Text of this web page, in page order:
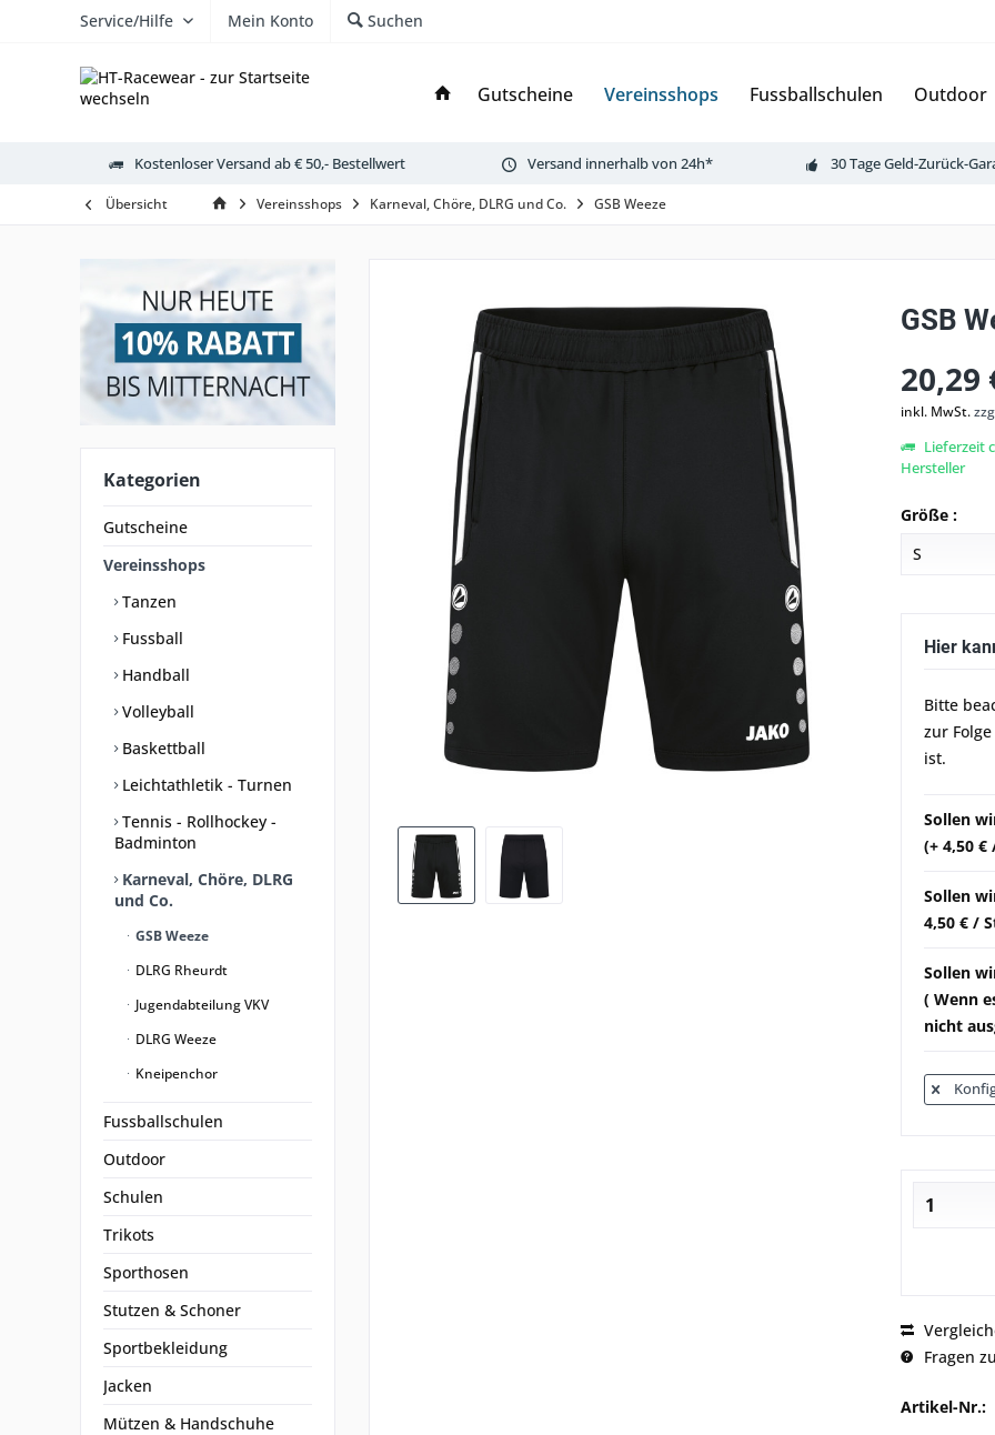
Service/Hilfe Mein Konto Suchen
Gutscheine Vereinsshops Fussballschulen Outdoor
Kostenloser Versand ab € 50,- Bestellwert Versand innerhalb von 24h* 30 Tage Geld-Zurück-
Übersicht Vereinsshops Karneval, Chöre, DLRG und Co. GSB Weeze
Kategorien
Gutscheine
Vereinsshops
Tanzen
Fussball
Handball
Volleyball
Baskettball
Leichtathletik - Turnen
Tennis - Rollhockey -
Badminton
Karneval, Chöre, DLRG
und Co.
GSB Weeze
DLRG Rheurdt
Jugendabteilung VKV
DLRG Weeze
Kneipenchor
Fussballschulen
Outdoor
Schulen
Trikots
Sporthosen
Stutzen & Schoner
Sportbekleidung
Jacken
Mützen & Handschuhe
GSB
20,29
inkl. MwSt.
Lieferzeit
Hersteller
Größe :
Hier
Bitte
zur
ist.
Sollen
(+ 4,50
Sollen
4,50 € /
Sollen
( Wenn
nicht
Fragen
Artikel-Nr.: